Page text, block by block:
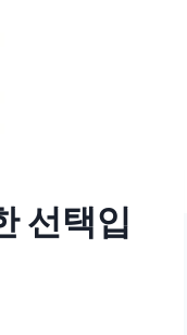
선택입